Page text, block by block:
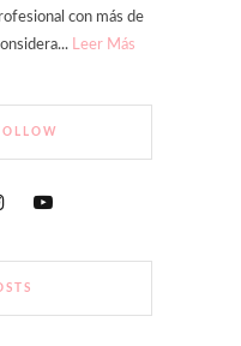
con más de
Leer Más